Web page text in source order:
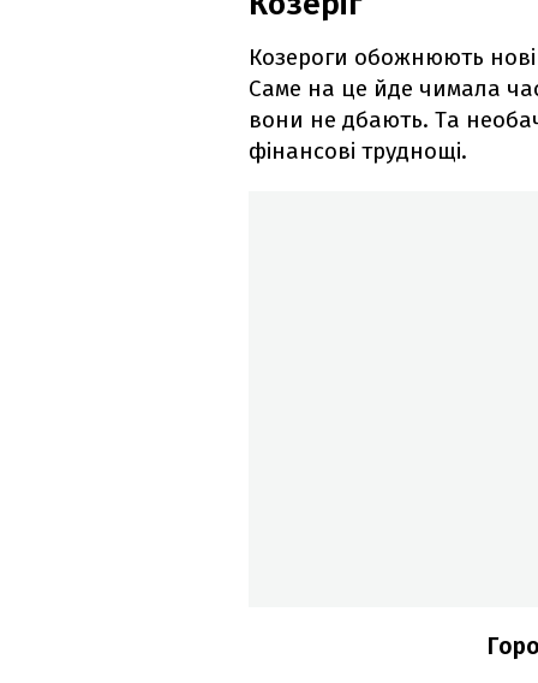
Козероги обожнюють
Саме на це йде чимала
вони не дбають. Та
фінансові труднощі.